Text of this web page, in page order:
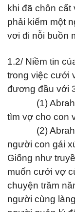
khi đã chôn cất
phải kiếm một
vơi đi nỗi buồn
1.2/ Niềm tin
trong việc cưới
đương đầu với
(1)
tìm vợ cho con
(2)
người con gái
Giống như
muốn cưới vợ
chuyện trăm
người cùng